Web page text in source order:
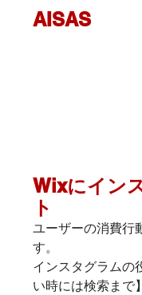
AISAS
Wixにイン
ト
ユーザーの消費行
す。
インスタグラムの
い時には検索まで